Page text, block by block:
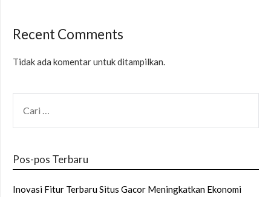
Recent Comments
Tidak ada komentar untuk ditampilkan.
UNTUK:
Pos-pos Terbaru
Inovasi Fitur Terbaru Situs Gacor Meningkatkan Ekonomi